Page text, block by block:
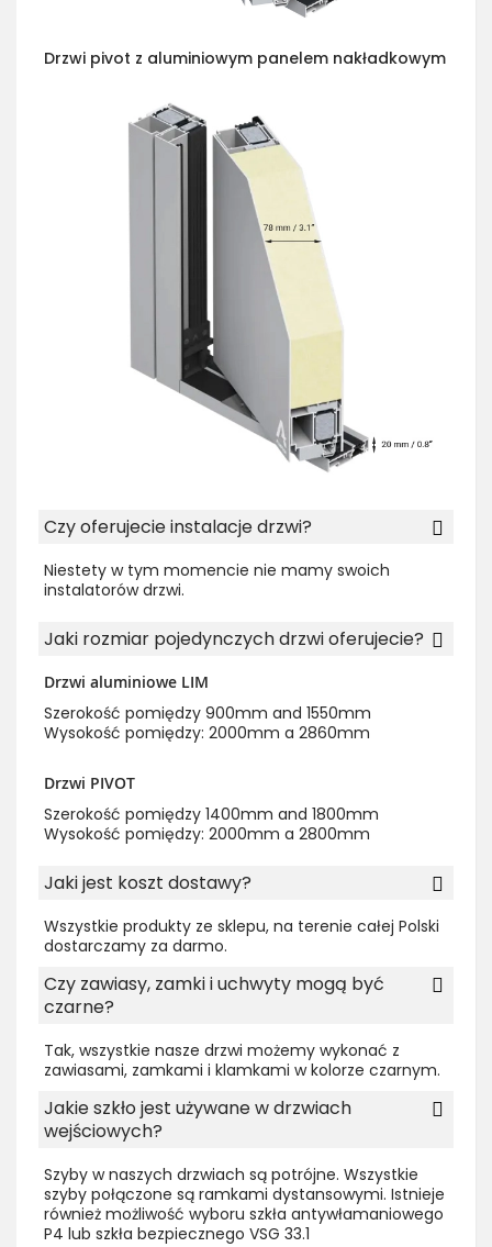
Drzwi pivot z aluminiowym panelem nakładkowym
Czy oferujecie instalacje drzwi?
Niestety w tym momencie nie mamy swoich
instalatorów drzwi.
Jaki rozmiar pojedynczych drzwi oferujecie?
Drzwi aluminiowe LIM
Szerokość pomiędzy 900mm and 1550mm
Wysokość pomiędzy: 2000mm a 2860mm
Drzwi PIVOT
Szerokość pomiędzy 1400mm and 1800mm
Wysokość pomiędzy: 2000mm a 2800mm
Jaki jest koszt dostawy?
Wszystkie produkty ze sklepu, na terenie całej Polski
dostarczamy za darmo.
Czy zawiasy, zamki i uchwyty mogą być
czarne?
Tak, wszystkie nasze drzwi możemy wykonać z
zawiasami, zamkami i klamkami w kolorze czarnym.
Jakie szkło jest używane w drzwiach
wejściowych?
Szyby w naszych drzwiach są potrójne. Wszystkie
szyby połączone są ramkami dystansowymi. Istnieje
również możliwość wyboru szkła antywłamaniowego
P4 lub szkła bezpiecznego VSG 33.1